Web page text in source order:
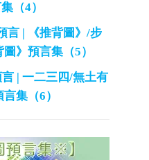
（4）
言 | 《推背圖》/步
》預言集（5）
| 一二三四/無土有
集（6）